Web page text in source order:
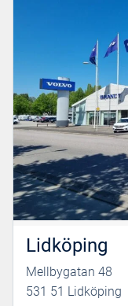
Lidköping
Mellbygatan 48
531 51 Lidköping